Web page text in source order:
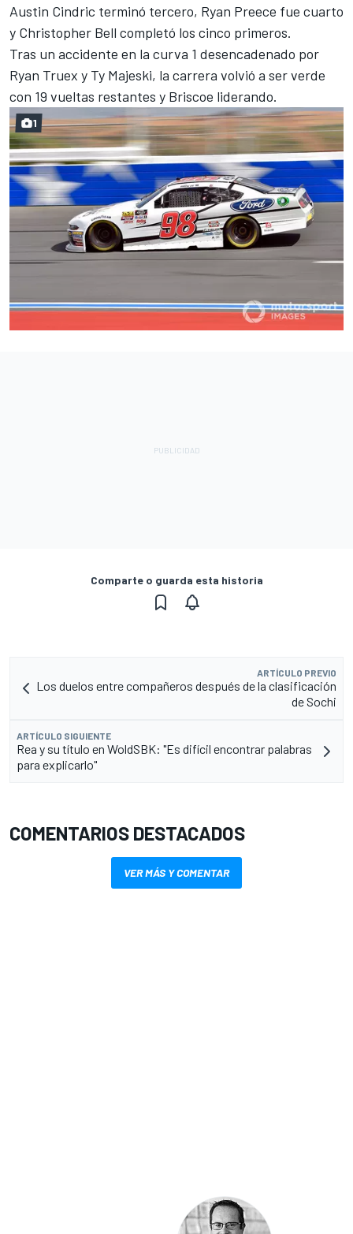
Austin Cindric terminó tercero, Ryan Preece fue cuarto
y Christopher Bell completó los cinco primeros.
Tras un accidente en la curva 1 desencadenado por
Ryan Truex y Ty Majeski, la carrera volvió a ser verde
con 19 vueltas restantes y Briscoe liderando.
1
Comparte o guarda esta historia
ARTÍCULO PREVIO
Los duelos entre compañeros después de la clasificación
de Sochi
ARTÍCULO SIGUIENTE
Rea y su título en WoldSBK: "Es difícil encontrar palabras
para explicarlo"
COMENTARIOS DESTACADOS
VER MÁS Y COMENTAR